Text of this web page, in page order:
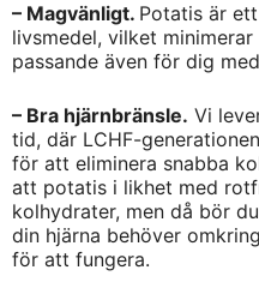
– Magvänligt. Potatis är
livsmedel, vilket
passande även för dig
– Bra hjärnbränsle. Vi
tid, där LCHF-
för att eliminera snabba
att potatis i likhet med
kolhydrater, men då bör
din hjärna behöver
för att fungera.